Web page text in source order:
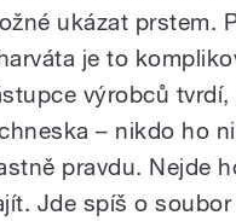
ukázat prstem.
je to
výrobců
– nikdo ho
pravdu. Nejde
Jde spíš o